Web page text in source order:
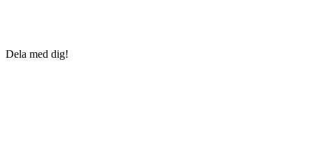
Dela med dig!